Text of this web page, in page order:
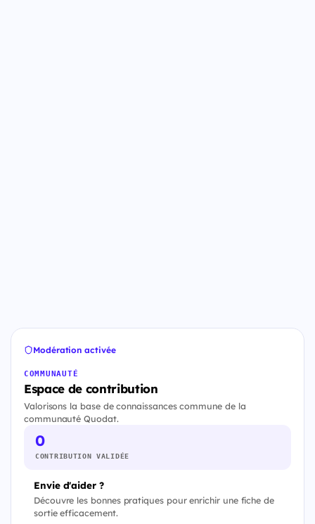
Modération activée
COMMUNAUTÉ
Espace de contribution
Valorisons la base de connaissances commune de la
communauté Quodat.
0
CONTRIBUTION VALIDÉE
Envie d'aider ?
Découvre les bonnes pratiques pour enrichir une fiche de
sortie efficacement.